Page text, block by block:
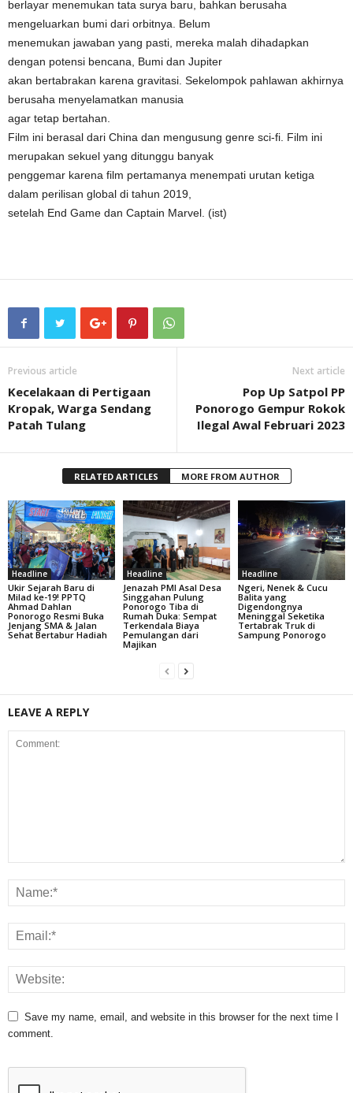
berlayar menemukan tata surya baru, bahkan berusaha
mengeluarkan bumi dari orbitnya. Belum
menemukan jawaban yang pasti, mereka malah dihadapkan
dengan potensi bencana, Bumi dan Jupiter
akan bertabrakan karena gravitasi. Sekelompok pahlawan akhirnya
berusaha menyelamatkan manusia
agar tetap bertahan.
Film ini berasal dari China dan mengusung genre sci-fi. Film ini
merupakan sekuel yang ditunggu banyak
penggemar karena film pertamanya menempati urutan ketiga
dalam perilisan global di tahun 2019,
setelah End Game dan Captain Marvel. (ist)
Previous article
Kecelakaan di Pertigaan
Kropak, Warga Sendang
Patah Tulang
Next article
Pop Up Satpol PP
Ponorogo Gempur Rokok
Ilegal Awal Februari 2023
RELATED ARTICLES MORE FROM AUTHOR
Headline
Ukir Sejarah Baru di
Milad ke-19! PPTQ
Ahmad Dahlan
Ponorogo Resmi Buka
Jenjang SMA & Jalan
Sehat Bertabur Hadiah
Headline
Jenazah PMI Asal Desa
Singgahan Pulung
Ponorogo Tiba di
Rumah Duka: Sempat
Terkendala Biaya
Pemulangan dari
Majikan
Headline
Ngeri, Nenek & Cucu
Balita yang
Digendongnya
Meninggal Seketika
Tertabrak Truk di
Sampung Ponorogo
LEAVE A REPLY
Save my name, email, and website in this browser for the next time I
comment.